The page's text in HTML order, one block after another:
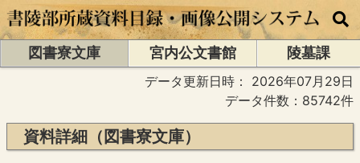
図書寮文庫 宮内公文書館
陵墓課
データ更新日時： 2026年07月29日
データ件数：85742件
資料詳細（図書寮文庫）